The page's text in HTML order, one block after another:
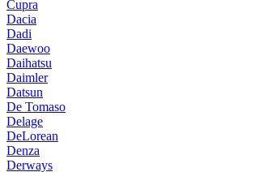
Cupra
Dacia
Dadi
Daewoo
Daihatsu
Daimler
Datsun
De Tomaso
Delage
DeLorean
Denza
Derways